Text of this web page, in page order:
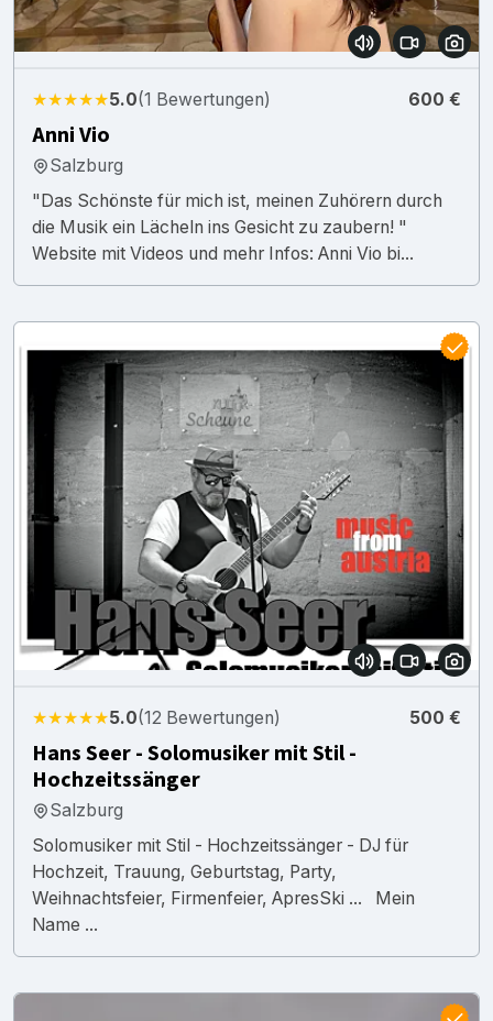
★★★★★5.0(1 Bewertungen) 600 €
Anni Vio
Salzburg
"Das Schönste für mich ist, meinen Zuhörern durch
die Musik ein Lächeln ins Gesicht zu zaubern! "
Website mit Videos und mehr Infos: Anni Vio bi...
★★★★★5.0(12 Bewertungen) 500 €
Hans Seer - Solomusiker mit Stil -
Hochzeitssänger
Salzburg
Solomusiker mit Stil - Hochzeitssänger - DJ für
Hochzeit, Trauung, Geburtstag, Party,
Weihnachtsfeier, Firmenfeier, ApresSki ... Mein
Name ...